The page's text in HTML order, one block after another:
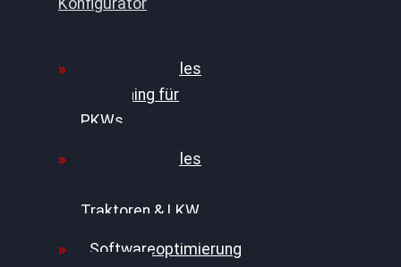
Konfigurator
Professionelles
Chiptuning für
PKWs
Professionelles
Traktoren & LKW
Softwareoptimierung